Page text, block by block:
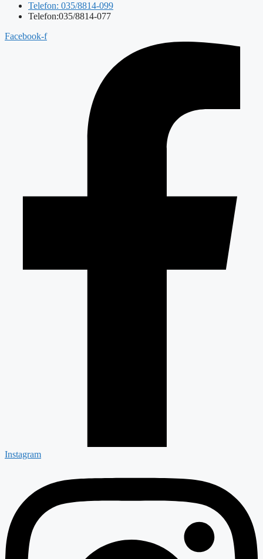
Telefon: 035/8814-099
Telefon:035/8814-077
Facebook-f
Instagram